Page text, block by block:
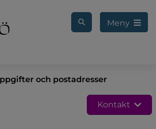
Meny
och postadresser
Kontakt